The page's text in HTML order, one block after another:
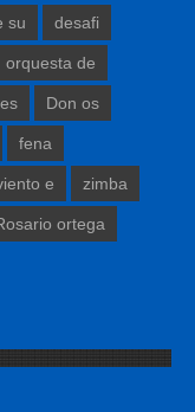
su desafi
orquesta de
Don os
fena
e zimba
ortega